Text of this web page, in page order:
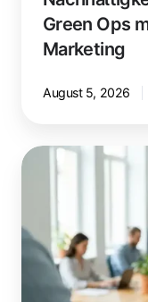
Green Ops
Marketing
August 5, 2026
Energie
sparen
Coworking
Space:
Diese
Maßnahmen